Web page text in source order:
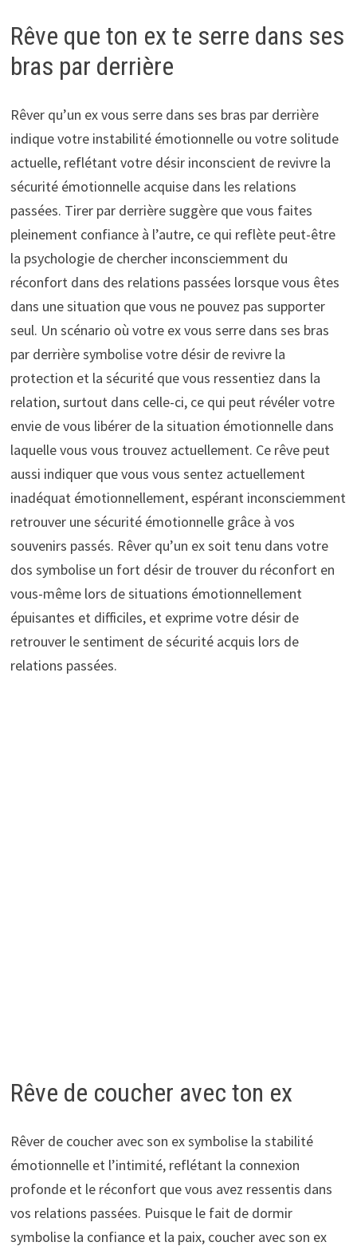
Rêve que ton ex te serre dans ses
bras par derrière
Rêver qu’un ex vous serre dans ses bras par derrière
indique votre instabilité émotionnelle ou votre solitude
actuelle, reflétant votre désir inconscient de revivre la
sécurité émotionnelle acquise dans les relations
passées. Tirer par derrière suggère que vous faites
pleinement confiance à l’autre, ce qui reflète peut-être
la psychologie de chercher inconsciemment du
réconfort dans des relations passées lorsque vous êtes
dans une situation que vous ne pouvez pas supporter
seul. Un scénario où votre ex vous serre dans ses bras
par derrière symbolise votre désir de revivre la
protection et la sécurité que vous ressentiez dans la
relation, surtout dans celle-ci, ce qui peut révéler votre
envie de vous libérer de la situation émotionnelle dans
laquelle vous vous trouvez actuellement. Ce rêve peut
aussi indiquer que vous vous sentez actuellement
inadéquat émotionnellement, espérant inconsciemment
retrouver une sécurité émotionnelle grâce à vos
souvenirs passés. Rêver qu’un ex soit tenu dans votre
dos symbolise un fort désir de trouver du réconfort en
vous-même lors de situations émotionnellement
épuisantes et difficiles, et exprime votre désir de
retrouver le sentiment de sécurité acquis lors de
relations passées.
Rêve de coucher avec ton ex
Rêver de coucher avec son ex symbolise la stabilité
émotionnelle et l’intimité, reflétant la connexion
profonde et le réconfort que vous avez ressentis dans
vos relations passées. Puisque le fait de dormir
symbolise la confiance et la paix, coucher avec son ex